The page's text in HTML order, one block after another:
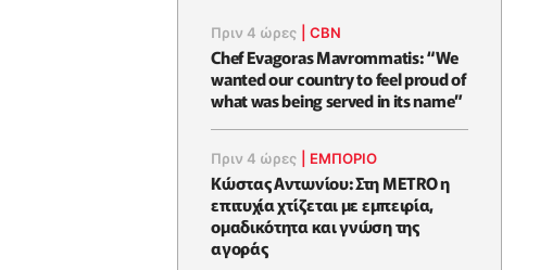
Πριν 4 ώρες |CBN
Chef Evagoras Mavrommatis: “We
wanted our country to feel proud of
what was being served in its name”
Πριν 4 ώρες ΕΜΠΟΡΙΟ
Κώστας Αντωνίου: Στη METRO η
επιτυχία χτίζεται με εμπειρία,
ομαδικότητα και γνώση της
αγοράς